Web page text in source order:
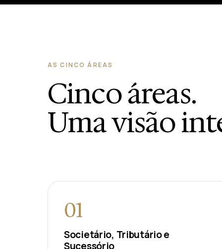
AS CINCO ÁREAS
Cinco áreas.
Uma visão
01
Societário, Tributário e
Sucessório